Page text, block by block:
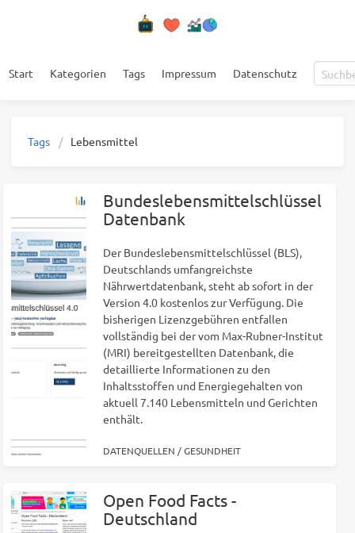
Start Kategorien Tags Impressum Datenschutz
Tags Lebensmittel
Bundeslebensmittelschlüssel
Datenbank
Der Bundeslebensmittelschlüssel (BLS),
Deutschlands umfangreichste
Nährwertdatenbank, steht ab sofort in der
Version 4.0 kostenlos zur Verfügung. Die
bisherigen Lizenzgebühren entfallen
vollständig bei der vom Max-Rubner-Institut
(MRI) bereitgestellten Datenbank, die
detaillierte Informationen zu den
Inhaltsstoffen und Energiegehalten von
aktuell 7.140 Lebensmitteln und Gerichten
enthält.
DATENQUELLEN /GESUNDHEIT
Open Food Facts -
Deutschland